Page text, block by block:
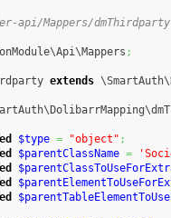
api/Mappers/
;
extends
$type = "object" ;
$parentClassName =